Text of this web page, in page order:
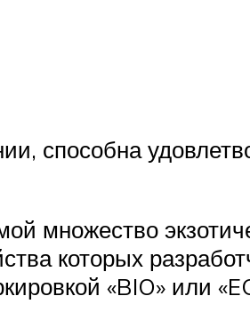
способна
множество
которых
«BIO» или